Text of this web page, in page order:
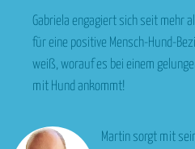
Gabriela engagiert sich seit mehr
für eine positive Mensch-Hund-
weiß, worauf es bei einem
mit Hund ankommt!
Martin sorgt mit